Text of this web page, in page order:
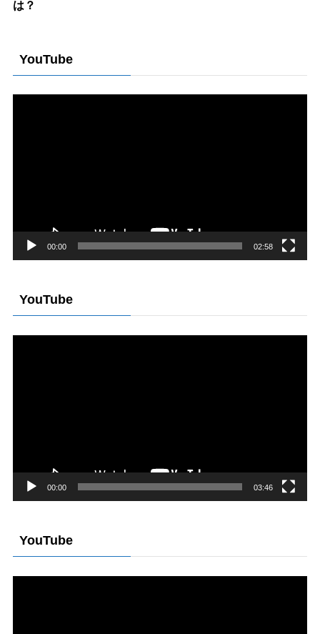
は？
YouTube
00:00 02:58
YouTube
00:00 03:46
YouTube